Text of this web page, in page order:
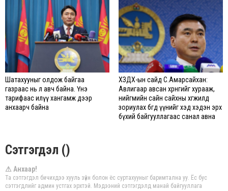
Шатахууныг олдож байгаа
газраас нь л авч байна. Үнэ
тарифаас илүү хангамж дээр
анхаарч байна
ХЗДХ-ын сайд С.Амарсайхан:
Авлигаар авсан хөрөнгийг хурааж,
нийгмийн сайн сайхны хөгжилд
зориулах бөгөөд үүнийг хэд хэдэн эрх
бүхий байгууллагаас санал авна
Сэтгэгдэл ()
⚠ Анхаар!
Та сэтгэгдэл бичихдээ хууль зүйн болон ёс суртахууныг баримтална уу. Ёс бус
сэтгэгдлийг админ устгах эрхтэй. Мэдээний сэтгэгдэлд манай байгууллага